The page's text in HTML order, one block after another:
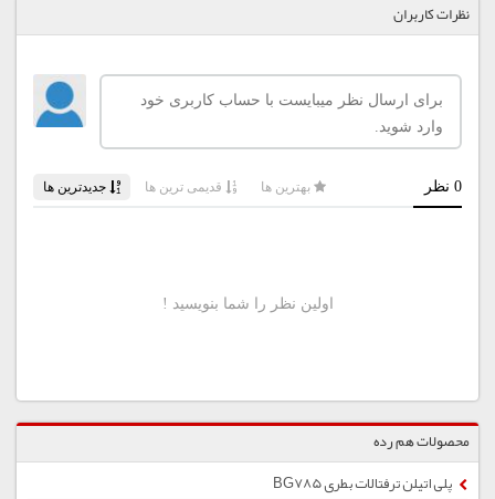
نظرات کاربران
محصولات هم رده
پلی اتیلن ترفتالات بطری BG785